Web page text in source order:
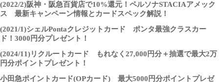
(2022/2)阪神・阪急百貨店で10%還元！ペルソナSTACIAアメック
ス 最新キャンペーン情報とカードスペック解説！
(2021/1)シェルPontaクレジットカード ポンタ最強クラスカー
ド！3000円分プレゼント！
(2024/11)リクルートカード もれなく27,000円分＋抽選で最大2万
円分ポイントプレゼント！
小田急ポイントカード(OPカード) 最大5000円分ポイントプレゼ